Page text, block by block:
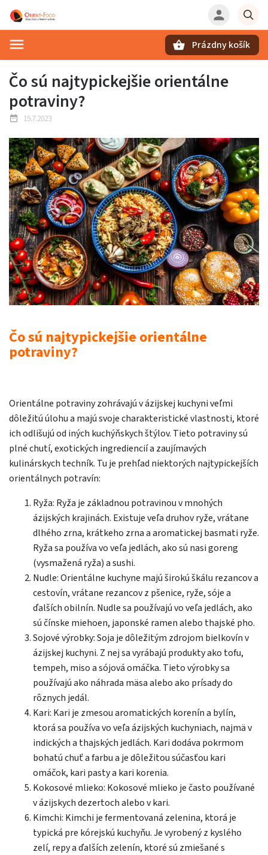
Prázdny košík
Čo sú najtypickejšie orientálne
potraviny?
15.7.2023
Čo sú najtypickejšie orientálne
potraviny?
Orientálne potraviny zohrávajú v ázijskej kuchyni veľmi
dôležitú úlohu a majú svoje charakteristické vlastnosti, ktoré
ich odlišujú od iných kuchýňskych štýlov. Tieto potraviny sú
plné chutí, exotických ingrediencií a zaujímavých
kulinárskych techník. Tu je prehľad niektorých najtypickejších
orientálnych potravín:
Ryža: Ryža je základnou potravinou v mnohých
ázijských krajinách. Existuje veľa druhov ryže, vrátane
dlhého zrna, krátkeho zrna a aromatickej basmati ryže.
Ryža sa používa vo veľa jedlách, ako sú nasi goreng
(vysmažená ryža) a sushi.
Nudle: Orientálne kuchyne majú širokú škálu rezancov a
cestovín, vrátane rezancov z pšenice, ryže, sóje a
ďalších obilnín. Nudle sa používajú vo veľa jedlách, ako
sú čínske miehoen, japonské ramen alebo thajské pho.
Sojové výrobky: Soja je dôležitým zdrojom bielkovín v
ázijskej kuchyni. Z nej sa vyrábajú produkty ako tofu,
tempeh, miso a sójová omáčka. Tieto výrobky sa
používajú ako náhrada mäsa alebo ako prísady do
rôznych jedál.
Kari: Kari je zmesou aromatických korenín a bylín,
ktorá sa používa vo veľa ázijských kuchyniach, najmä v
indických a thajských jedlách. Kari dodáva pokrmom
bohatú chuť a farbu a je dôležitou súčasťou kari
omáčok, kari pasty a kari korenia.
Kokosové mlieko: Kokosové mlieko je často používané
v ázijskych dezertoch alebo v kari.
Kimchi: Kimchi je fermentovaná zelenina, ktorá je
typická pre kórejskú kuchyňu. Je vyrobený z kyslého
zelí, repy a ďalších zelenín, ktoré sú zmiešané s